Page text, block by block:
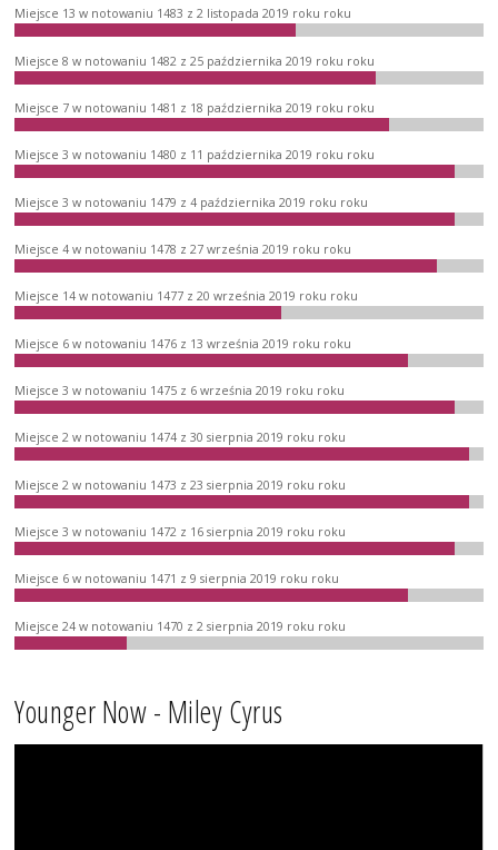
Miejsce 13 w notowaniu 1483 z 2 listopada 2019 roku roku
Miejsce 8 w notowaniu 1482 z 25 października 2019 roku roku
Miejsce 7 w notowaniu 1481 z 18 października 2019 roku roku
Miejsce 3 w notowaniu 1480 z 11 października 2019 roku roku
Miejsce 3 w notowaniu 1479 z 4 października 2019 roku roku
Miejsce 4 w notowaniu 1478 z 27 września 2019 roku roku
Miejsce 14 w notowaniu 1477 z 20 września 2019 roku roku
Miejsce 6 w notowaniu 1476 z 13 września 2019 roku roku
Miejsce 3 w notowaniu 1475 z 6 września 2019 roku roku
Miejsce 2 w notowaniu 1474 z 30 sierpnia 2019 roku roku
Miejsce 2 w notowaniu 1473 z 23 sierpnia 2019 roku roku
Miejsce 3 w notowaniu 1472 z 16 sierpnia 2019 roku roku
Miejsce 6 w notowaniu 1471 z 9 sierpnia 2019 roku roku
Miejsce 24 w notowaniu 1470 z 2 sierpnia 2019 roku roku
Younger Now - Miley Cyrus